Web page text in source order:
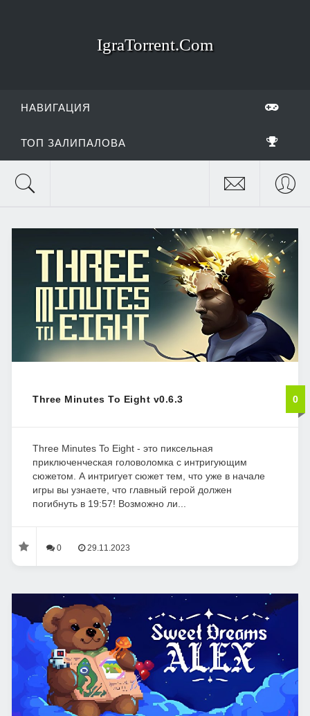
IgraTorrent.Com
НАВИГАЦИЯ
ТОП ЗАЛИПАЛОВА
Three Minutes To Eight v0.6.3 0
Three Minutes To Eight - это пиксельная
приключенческая головоломка с интригующим
сюжетом. А интригует сюжет тем, что уже в начале
игры вы узнаете, что главный герой должен
погибнуть в 19:57! Возможно ли...
0 29.11.2023